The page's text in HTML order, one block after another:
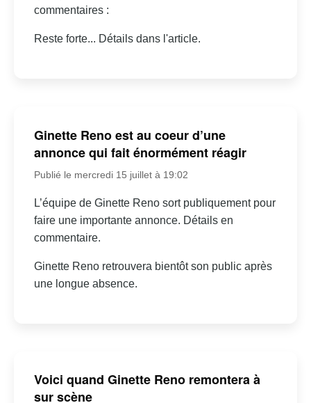
commentaires :
Reste forte... Détails dans l'article.
Ginette Reno est au coeur d’une
annonce qui fait énormément réagir
Publié le mercredi 15 juillet à 19:02
L’équipe de Ginette Reno sort publiquement pour
faire une importante annonce. Détails en
commentaire.
Ginette Reno retrouvera bientôt son public après
une longue absence.
Voici quand Ginette Reno remontera à
sur scène